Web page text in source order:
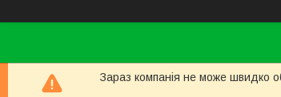
Зараз компанія не може швидко